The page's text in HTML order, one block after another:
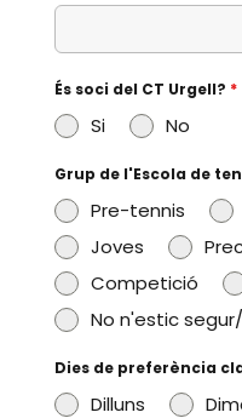
És soci del CT Urgell? *
Si No
Grup de l'Escola de
Pre-tennis
Joves
Competició
No n'estic
Dies de preferència
Dilluns